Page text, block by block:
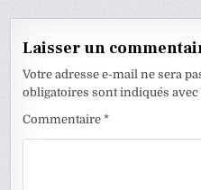
Laisser un
Votre adresse e-mail ne sera
obligatoires sont indiqués avec
Commentaire*